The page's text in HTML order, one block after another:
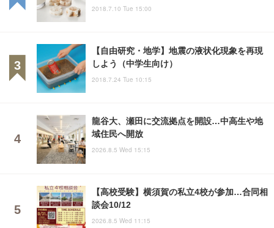
2018.7.10 Tue 15:00
【自由研究・地学】地震の液状化現象を再現
しよう（中学生向け）
2018.7.24 Tue 10:15
龍谷大、瀬田に交流拠点を開設…中高生や地
域住民へ開放
2026.8.5 Wed 15:15
【高校受験】横須賀の私立4校が参加…合同相
談会10/12
2026.8.5 Wed 11:15